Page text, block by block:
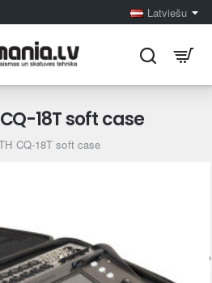
Latviešu
18T soft case
CQ-18T soft case